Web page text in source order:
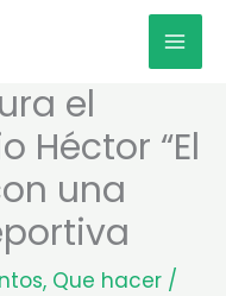
el
Héctor “El
una
, Que hacer /